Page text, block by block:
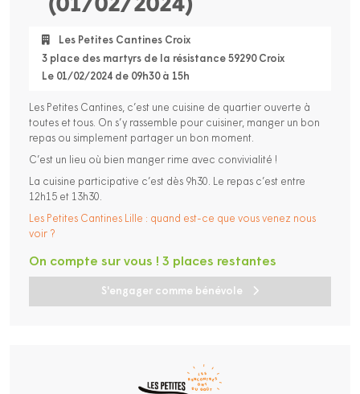
Les Petites Cantines Croix
3 place des martyrs de la résistance 59290 Croix
Le 01/02/2024 de 09h30 à 15h
Les Petites Cantines, c’est une cuisine de quartier ouverte à
toutes et tous. On s’y rassemble pour cuisiner, manger un bon
repas ou simplement partager un bon moment.
C’est un lieu où bien manger rime avec convivialité !
La cuisine participative c’est dès 9h30. Le repas c’est entre
12h15 et 13h30.
Les Petites Cantines Lille : quand est-ce que vous venez nous
voir ?
S'engager comme bénévole
On compte sur vous ! 3 places restantes